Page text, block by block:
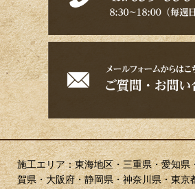
施工エリア：東海地区・三重県・愛知県
賀県・大阪府・静岡県・神奈川県・東京